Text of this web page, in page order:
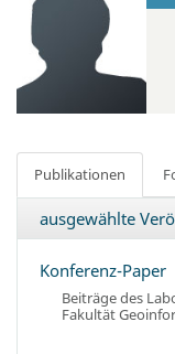
Publikationen
ausgewählte
Konferenz-Paper
Beiträge des
Fakultät